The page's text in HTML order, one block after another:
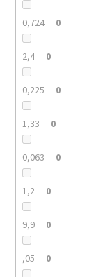
0,724 0
2,4 0
0,225 0
1,33 0
0,063 0
1,2 0
9,9 0
,05 0